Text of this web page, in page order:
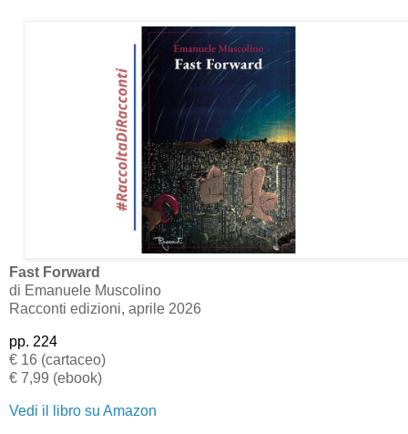
Fast Forward
di Emanuele Muscolino
Racconti edizioni, aprile 2026
pp. 224
€ 16 (cartaceo)
€ 7,99 (ebook)
Vedi il libro su Amazon